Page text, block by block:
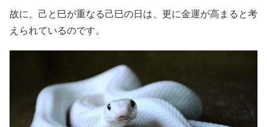
故に、己と巳が重なる己巳の日は、更に金運が高まると考
えられているのです。